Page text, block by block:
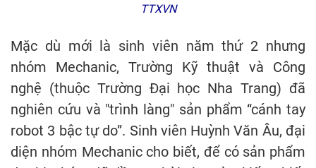
TTXVN
Mặc dù mới là sinh viên năm thứ 2 nhưng
nhóm Mechanic, Trường Kỹ thuật và Công
nghệ (thuộc Trường Đại học Nha Trang) đã
nghiên cứu và "trình làng" sản phẩm “cánh tay
robot 3 bậc tự do”. Sinh viên Huỳnh Văn Âu, đại
diện nhóm Mechanic cho biết, để có sản phẩm